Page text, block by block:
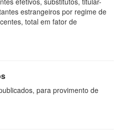
estrangeiros por regime de
total em fator de
para provimento de